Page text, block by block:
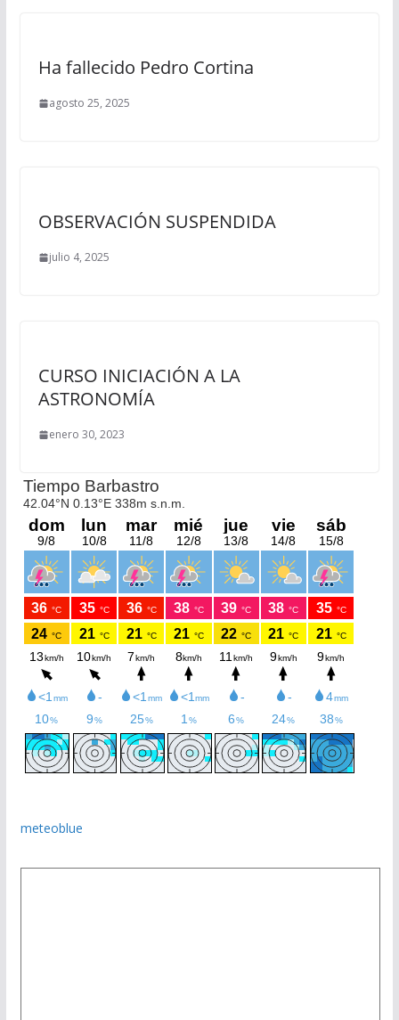
Ha fallecido Pedro Cortina
agosto 25, 2025
OBSERVACIÓN SUSPENDIDA
julio 4, 2025
CURSO INICIACIÓN A LA
ASTRONOMÍA
enero 30, 2023
meteoblue